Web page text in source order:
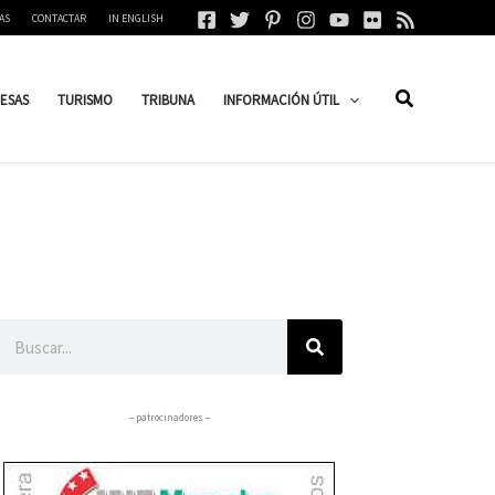
CONTACTAR IN ENGLISH
TURISMO TRIBUNA INFORMACIÓN ÚTIL
– patrocinadores –